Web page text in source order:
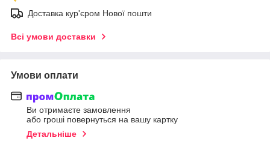
Доставка кур'єром Нової пошти
Всі умови доставки
Умови оплати
Ви отримаєте замовлення
або гроші повернуться на вашу картку
Детальніше